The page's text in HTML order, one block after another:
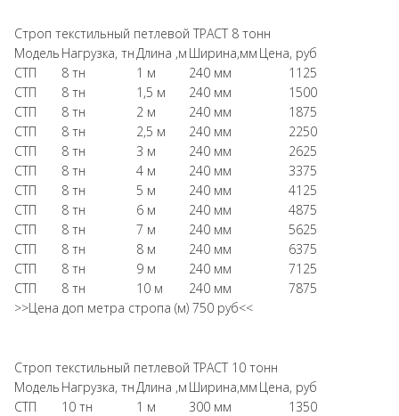
Строп текстильный петлевой ТРАСТ 8 тонн
Модель Нагрузка, тнДлина ,м Ширина,мм Цена, руб
СТП
8 тн 1 м 240 мм
1125
СТП
8 тн 1,5 м 240 мм
1500
СТП
8 тн 2 м 240 мм
1875
СТП
8 тн 2,5 м 240 мм
2250
СТП
8 тн 3 м 240 мм
2625
СТП
8 тн 4 м 240 мм
3375
СТП
8 тн 5 м 240 мм
4125
СТП
8 тн 6 м 240 мм
4875
СТП
8 тн 7 м 240 мм
5625
СТП
8 тн 8 м 240 мм
6375
СТП
8 тн 9 м 240 мм
7125
СТП
8 тн 10 м 240 мм
7875
>>Цена доп метра стропа (м) 750 руб<<
Строп текстильный петлевой ТРАСТ 10 тонн
Модель Нагрузка, тнДлина ,м Ширина,мм Цена, руб
СТП
10 тн 1 м 300 мм
1350